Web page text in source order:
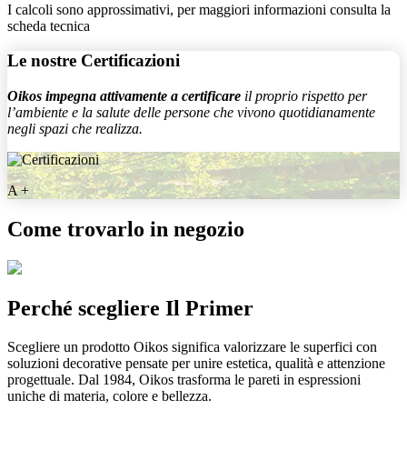
I calcoli sono approssimativi, per maggiori informazioni consulta la
scheda tecnica
Le nostre Certificazioni
Oikos impegna attivamente a certificare il proprio rispetto per
l’ambiente e la salute delle persone che vivono quotidianamente
negli spazi che realizza.
A +
Come trovarlo in negozio
Perché scegliere Il Primer
Scegliere un prodotto Oikos significa valorizzare le superfici con
soluzioni decorative pensate per unire estetica, qualità e attenzione
progettuale. Dal 1984, Oikos trasforma le pareti in espressioni
uniche di materia, colore e bellezza.